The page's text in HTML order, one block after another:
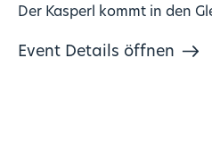
Der Kasperl kommt in den
Event Details öffnen